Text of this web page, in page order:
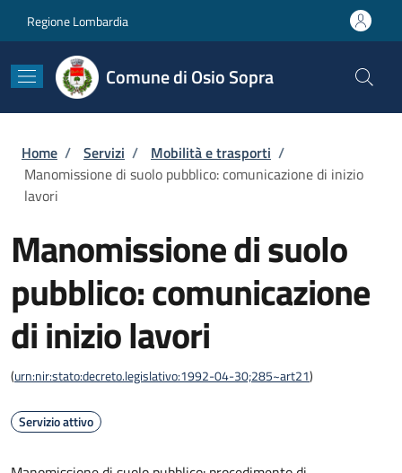
Regione Lombardia
Comune di Osio Sopra
Briciole di pane
Home / Servizi / Mobilità e trasporti /
Manomissione di suolo pubblico: comunicazione di inizio
lavori
Manomissione di suolo
pubblico: comunicazione
di inizio lavori
(urn:nir:stato:decreto.legislativo:1992-04-30;285~art21)
Servizio attivo